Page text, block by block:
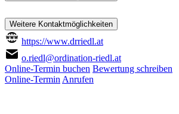
Weitere Kontaktmöglichkeiten
https://www.drriedl.at
o.riedl@ordination-riedl.at
Online-Termin buchen Bewertung schreiben
Online-Termin Anrufen